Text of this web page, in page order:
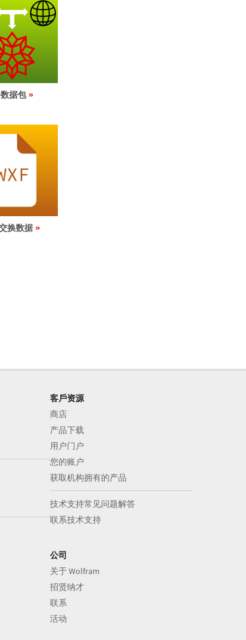
据包
换数据
客戶资源
商店
产品下载
用户门户
您的账户
获取机构拥有的产品
技术支持常见问题解答
联系技术支持
公司
关于 Wolfram
招贤纳才
联系
活动